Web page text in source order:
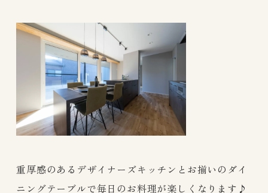
重厚感のあるデザイナーズキッチンとお揃いのダイ
ニングテーブルで毎日のお料理が楽しくなります♪